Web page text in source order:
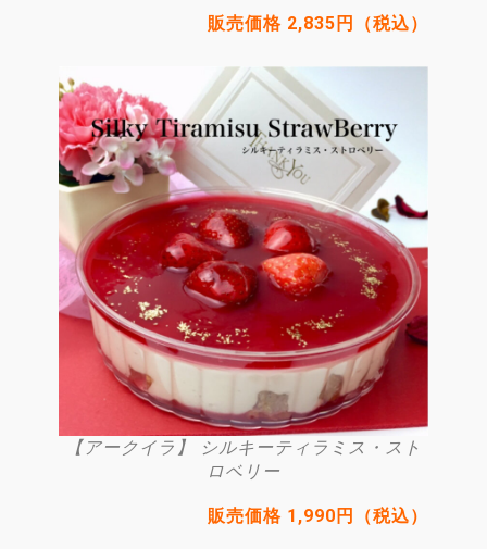
販売価格 2,835円（税込）
【アークイラ】 シルキーティラミス・スト
ロベリー
販売価格 1,990円（税込）